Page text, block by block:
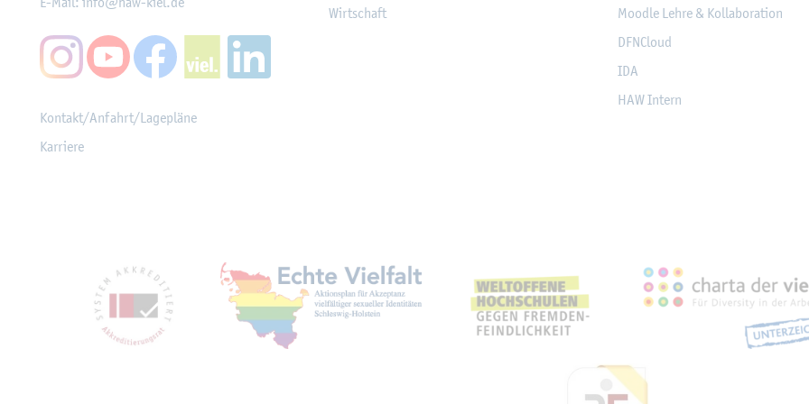
Kon­takt/An­fahrt/La­ge­plä­ne
Kar­rie­re
Wirt­schaft
Mood­le Lehre & Kol­la­bo­ra­ti­on
DF­NCloud
IDA
HAW In­tern
Mit­glied­schaf­ten, Aus­zeich­nun­gen,